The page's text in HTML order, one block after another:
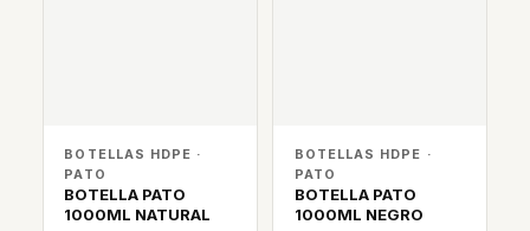
BOTELLAS HDPE ·
PATO
BOTELLA PATO
1000ML NATURAL
BOTELLAS HDPE ·
PATO
BOTELLA PATO
1000ML NEGRO